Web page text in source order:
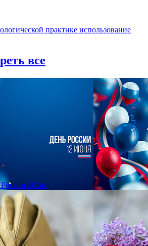
практике использование
все
2024г